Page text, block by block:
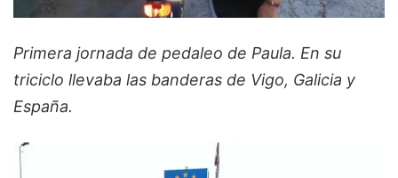
Primera jornada de pedaleo de Paula. En su
triciclo llevaba las banderas de Vigo, Galicia y
España.